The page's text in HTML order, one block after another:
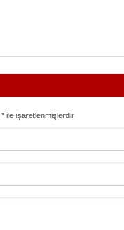
* ile işaretlenmişlerdir